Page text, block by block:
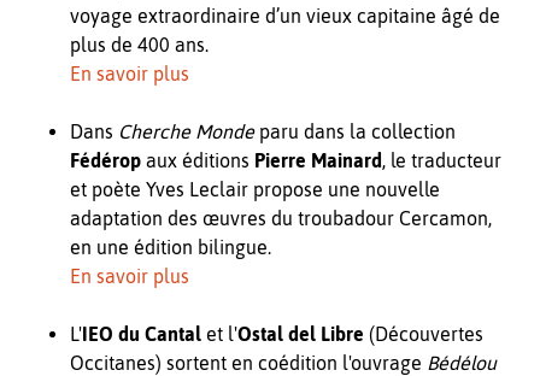
voyage extraordinaire d’un vieux capitaine âgé de
plus de 400 ans.
En savoir plus
Dans Cherche Mondeparu dans la collection
Fédérop aux éditions Pierre Mainard, le traducteur
et poète Yves Leclair propose une nouvelle
adaptation des œuvres du troubadour Cercamon,
en une édition bilingue.
En savoir plus
L'IEO du Cantal et l'Ostal del Libre (Découvertes
Occitanes) sortent en coédition l'ouvrage Bédélou